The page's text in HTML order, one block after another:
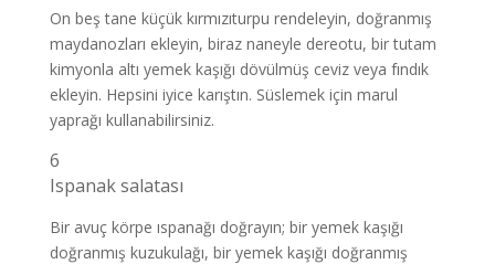
On beş tane küçük kırmızıturpu rendeleyin, doğranmış
maydanozları ekleyin, biraz naneyle dereotu, bir tutam
kimyonla altı yemek kaşığı dövülmüş ceviz veya fındık
ekleyin. Hepsini iyice karıştın. Süslemek için marul
yaprağı kullanabilirsiniz.
6
Ispanak salatası
Bir avuç körpe ıspanağı doğrayın; bir yemek kaşığı
doğranmış kuzukulağı, bir yemek kaşığı doğranmış